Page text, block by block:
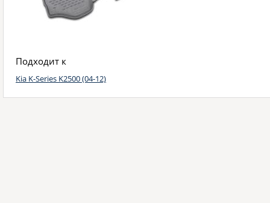
Подходит к
Kia K-Series K2500 (04-12)